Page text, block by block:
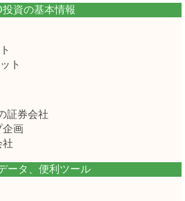
投資の基本情報
ト
証券会社
企画
社
ータ、便利ツール